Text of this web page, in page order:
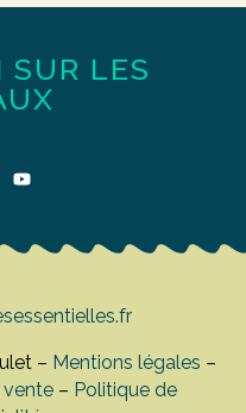
LES
– Mentions légales –
vente – Politique de